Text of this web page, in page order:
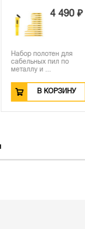
Набор сверл
DEWALT, 100
DT...
В